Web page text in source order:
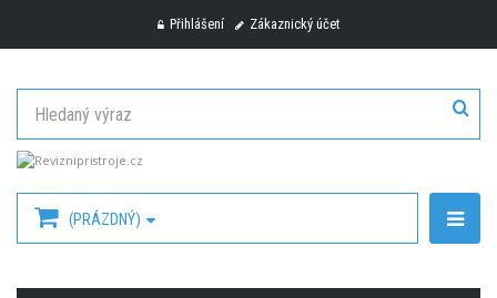
Přihlášení Zákaznický účet
(PRÁZDNÝ)